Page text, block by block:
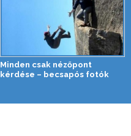
Minden csak nézőpont
kérdése – becsapós fotók